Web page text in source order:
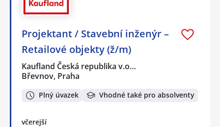
Projektant / Stavební inženýr –
Retailové objekty (ž/m)
Kaufland Česká republika v.o…
Břevnov, Praha
Plný úvazek Vhodné také pro absolventy
včerejší